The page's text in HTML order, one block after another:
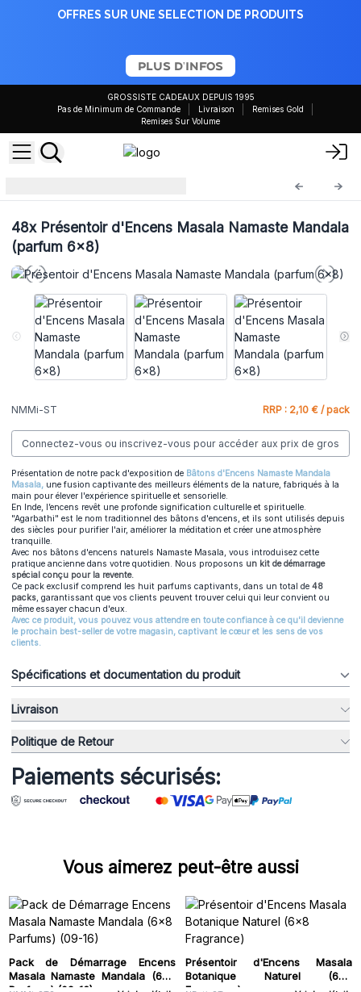
OFFRES SUR UNE SELECTION DE PRODUITS
PLUS D'INFOS
GROSSISTE CADEAUX DEPUIS 1995
Pas de Minimum de Commande
Livraison
Remises Gold
Remises Sur Volume
48xPrésentoir d'Encens Masala Namaste Mandala
(parfum 6x8)
NMMi-ST RRP : 2,10 € / pack
Connectez-vous ou inscrivez-vous pour accéder aux prix de gros
Présentation de notre pack d'exposition de Bâtons d'Encens Namaste Mandala
Masala, une fusion captivante des meilleurs éléments de la nature, fabriqués à la
main pour élever l'expérience spirituelle et sensorielle.
En Inde, l’encens revêt une profonde signification culturelle et spirituelle.
"Agarbathi" est le nom traditionnel des bâtons d'encens, et ils sont utilisés depuis
des siècles pour purifier l'air, améliorer la méditation et créer une atmosphère
tranquille.
Avec nos bâtons d'encens naturels Namaste Masala, vous introduisez cette
pratique ancienne dans votre quotidien. Nous proposons un kit de démarrage
spécial conçu pour la revente.
Ce pack exclusif comprend les huit parfums captivants, dans un total de 48
packs, garantissant que vos clients peuvent trouver celui qui leur convient ou
même essayer chacun d'eux.
Avec ce produit, vous pouvez vous attendre en toute confiance à ce qu'il devienne
le prochain best-seller de votre magasin, captivant le cœur et les sens de vos
clients.
Spécifications et documentation du produit
Livraison
Politique de Retour
Paiements sécurisés:
Vous aimerez peut-être aussi
Pack de Démarrage Encens
Masala Namaste Mandala (6x8
Présentoir d'Encens Masala
Botanique Naturel (6x8